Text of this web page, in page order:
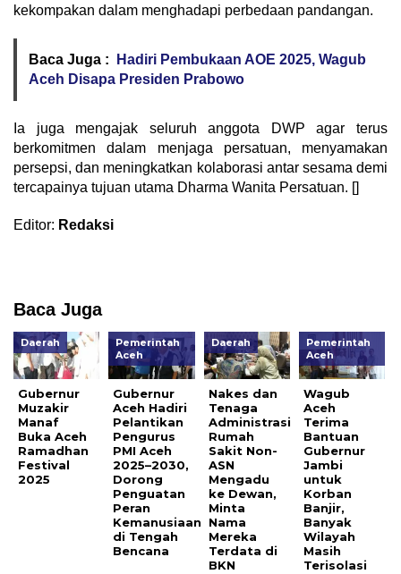
kekompakan dalam menghadapi perbedaan pandangan.
Baca Juga :
Hadiri Pembukaan AOE 2025, Wagub
Aceh Disapa Presiden Prabowo
Ia juga mengajak seluruh anggota DWP agar terus
berkomitmen dalam menjaga persatuan, menyamakan
persepsi, dan meningkatkan kolaborasi antar sesama demi
tercapainya tujuan utama Dharma Wanita Persatuan. []
Editor: Redaksi
Baca Juga
Daerah
Gubernur
Muzakir
Manaf
Buka Aceh
Ramadhan
Festival
2025
Pemerintah
Aceh
Gubernur
Aceh Hadiri
Pelantikan
Pengurus
PMI Aceh
2025–2030,
Dorong
Penguatan
Peran
Kemanusiaan
di Tengah
Bencana
Daerah
Nakes dan
Tenaga
Administrasi
Rumah
Sakit Non-
ASN
Mengadu
ke Dewan,
Minta
Nama
Mereka
Terdata di
BKN
Pemerintah
Aceh
Wagub
Aceh
Terima
Bantuan
Gubernur
Jambi
untuk
Korban
Banjir,
Banyak
Wilayah
Masih
Terisolasi